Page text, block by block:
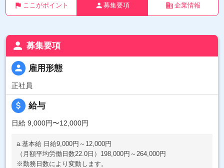
flag ここがポイント person 募集要項 business 企業情報
person 募集要項
person 雇用形態
正社員
attach_money 給与
日給 9,000円〜12,000円
a.基本給 日給9,000円～12,000円
（月額平均労働日数22.0日）198,000円～264,000円
※勤務日数により変動します。